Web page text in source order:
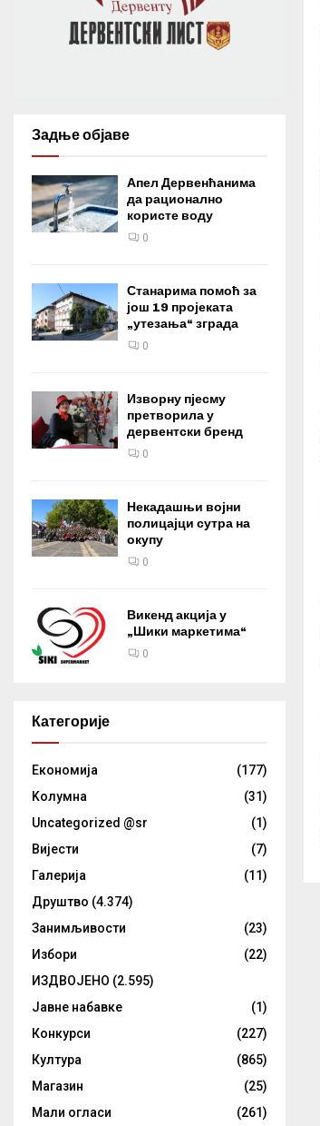
Задње објаве
Апел Дервенћанима
да рационално
користе воду
0
Станарима помоћ за
још 19 пројеката
„утезања“ зграда
0
Изворну пјесму
претворила у
дервентски бренд
0
Некадашњи војни
полицајци сутра на
окупу
0
Викенд акција у
„Шики маркетима“
0
Категорије
Eкономија
(177)
Kолумнa
(31)
Uncategorized @sr
(1)
Вијести
(7)
Галерија
(11)
Друштво (4.374)
Занимљивости
(23)
Избори
(22)
ИЗДВОЈЕНО (2.595)
Јавне набавке
(1)
Конкурси
(227)
Култура
(865)
Магазин
(25)
Мали огласи
(261)